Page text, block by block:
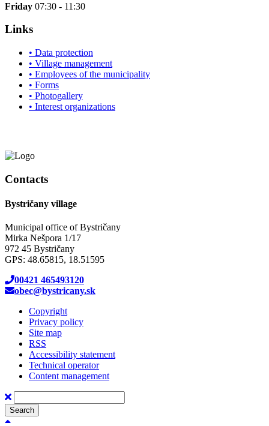
Friday 07:30 - 11:30
Links
• Data protection
• Village management
• Employees of the municipality
• Forms
• Photogallery
• Interest organizations
Contacts
Bystričany village
Municipal office of Bystričany
Mirka Nešpora 1/17
972 45 Bystričany
GPS: 48.65815, 18.51595
00421 465493120
obec@bystricany.sk
Copyright
Privacy policy
Site map
RSS
Accessibility statement
Technical operator
Content management
Search